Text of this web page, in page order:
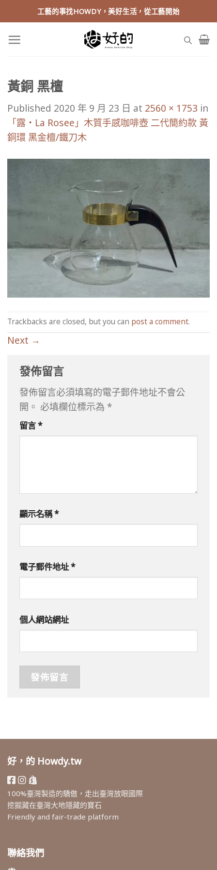
to
content
工藝的事找HOWDY，美好生活，從工藝開始
黃銅 黑檀
Published 2020 年 9 月 23 日 at 2560 × 1753 in
「露‧La Rosee」木質手感咖啡壺 二代簡約款 黃
銅環 黑金檀/鐵刀木
Trackbacks are closed, but you can post a comment.
Next →
發佈留言
發佈留言必須填寫的電子郵件地址不會公
開。 必填欄位標示為 *
留言*
顯示名稱*
電子郵件地址*
個人網站網址
好，的 Howdy.tw
100%臺灣製造的驕傲，走出臺灣放眼國際
挖掘藏在臺灣大地隱藏的寶石
Friendly and fair-trade platform
聯絡我們